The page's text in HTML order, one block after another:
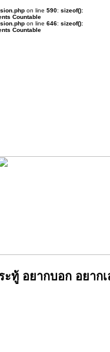
on line 590: sizeof():
Countable
on line 646: sizeof():
Countable
ะทู้ อยากบอก อยากเ